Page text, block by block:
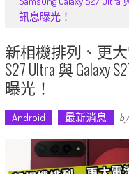
訊息曝光！
新相機排列、更大
S27 Ultra 與 Galaxy
曝光！
Android 最新消息 by